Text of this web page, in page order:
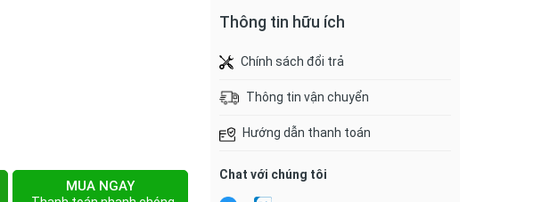
MUA NGAY
Thông tin hữu ích
Chính sách đổi trả
Thông tin vận chuyển
Hướng dẫn thanh toán
Chat với chúng tôi